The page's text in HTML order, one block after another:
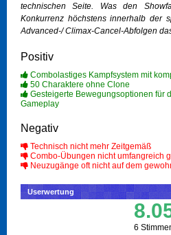
technischen Seite. Was den
Konkurrenz höchstens innerhalb der
Advanced-/ Climax-Cancel-Abfolgen
Positiv
Combolastiges Kampfsystem mit
50 Charaktere ohne Clone
Gesteigerte Bewegungsoptionen für
Gameplay
Negativ
Technisch nicht mehr Zeitgemäß
Combo-Übungen nicht umfangreich
Neuzugänge oft nicht auf dem
Userwertung
6